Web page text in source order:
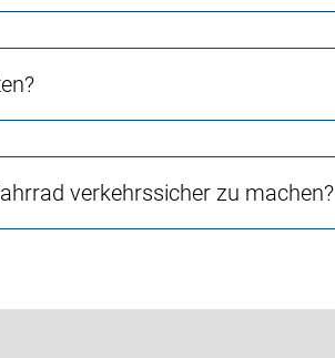
verkehrssicher zu machen?